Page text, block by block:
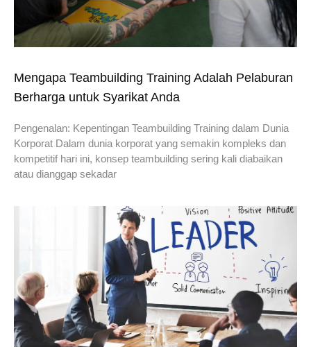
Mengapa Teambuilding Training Adalah Pelaburan
Berharga untuk Syarikat Anda
Pengenalan: Kepentingan Teambuilding Training dalam Dunia
Korporat Dalam dunia korporat yang semakin kompleks dan
kompetitif hari ini, konsep teambuilding sering kali diabaikan
atau dianggap sekadar